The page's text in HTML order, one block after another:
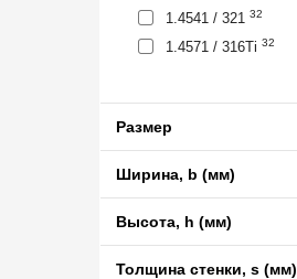
1.4541 / 321 32
1.4571 / 316Ti 32
Размер
Ширина, b (мм)
Высота, h (мм)
Толщина стенки, s (мм)